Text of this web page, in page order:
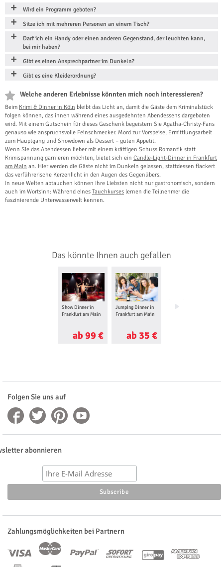
Wird ein Programm geboten?
Sitze ich mit mehreren Personen an einem Tisch?
Darf ich ein Handy oder einen anderen Gegenstand, der leuchten kann,
bei mir haben?
Gibt es einen Ansprechpartner im Dunkeln?
Gibt es eine Kleiderordnung?
Welche anderen Erlebnisse könnten mich noch interessieren?
Beim Krimi & Dinner in Köln bleibt das Licht an, damit die Gäste dem Kriminalstück
folgen können, das ihnen während eines ausgedehnten Abendessens dargeboten
wird. Mit einem Gutschein für dieses Geschenk begeistern Sie Agatha-Christy-Fans
genauso wie anspruchsvolle Feinschmecker. Mord zur Vorspeise, Ermittlungsarbeit
zum Hauptgang und Showdown als Dessert – guten Appetit.
Wenn Sie das Abendessen lieber mit einem kräftigen Schuss Romantik statt
Krimispannung garnieren möchten, bietet sich ein Candle-Light-Dinner in Frankfurt
am Main an. Hier werden die Gäste nicht im Dunkeln gelassen, stattdessen flackert
das verführerische Kerzenlicht in den Augen des Gegenübers.
In neue Welten abtauchen können Ihre Liebsten nicht nur gastronomisch, sondern
auch im Wortsinn: Während eines Tauchkurses lernen die Teilnehmer die
faszinierende Unterwasserwelt kennen.
Das könnte Ihnen auch gefallen
Show Dinner in
Frankfurt am Main
ab 99 €
Jumping Dinner in
Frankfurt am Main
ab 35 €
Mittelalter Dinner
Folgen Sie uns auf
abonnieren
Zahlungsmöglichkeiten bei Partnern